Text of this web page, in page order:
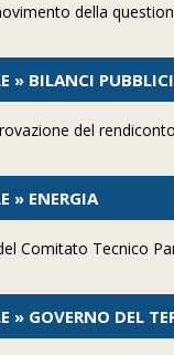
della
» BILANCI
del
» ENERGIA
Comitato Tecnico
» GOVERNO DEL